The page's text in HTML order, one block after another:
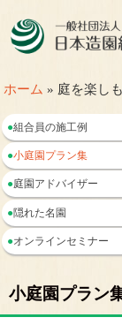
ホーム » 庭を楽し
●組合員の施工例
●小庭園プラン集
●庭園アドバイザー
●隠れた名園
●オンラインセミナー
小庭園プラン